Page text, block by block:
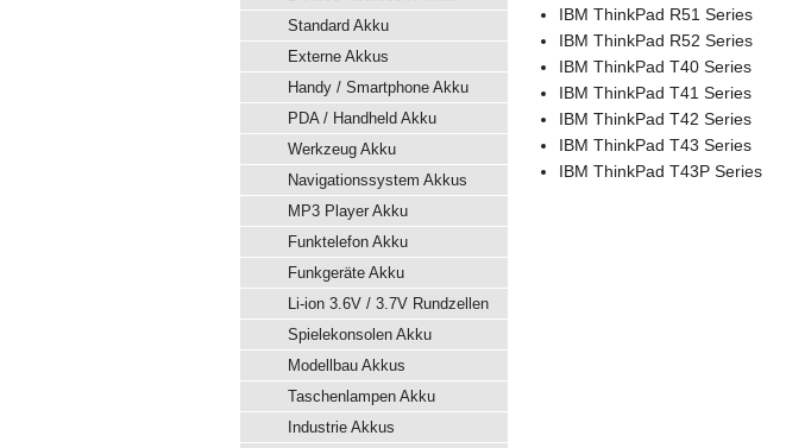
Standard Akku
Externe Akkus
Handy / Smartphone Akku
PDA / Handheld Akku
Werkzeug Akku
Navigationssystem Akkus
MP3 Player Akku
Funktelefon Akku
Funkgeräte Akku
Li-ion 3.6V / 3.7V Rundzellen
Spielekonsolen Akku
Modellbau Akkus
Taschenlampen Akku
Industrie Akkus
IBM ThinkPad R51 Series
IBM ThinkPad R52 Series
IBM ThinkPad T40 Series
IBM ThinkPad T41 Series
IBM ThinkPad T42 Series
IBM ThinkPad T43 Series
IBM ThinkPad T43P Series